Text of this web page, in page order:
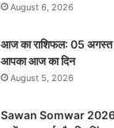
August 6, 2026
आज का राशिफल: 05 अगस्त
आपका आज का दिन
August 5, 2026
Sawan Somwar 2026: